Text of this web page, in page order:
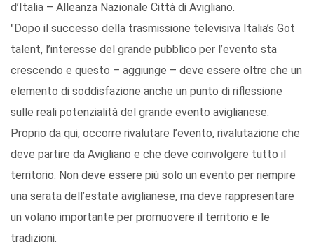
d’Italia – Alleanza Nazionale Città di Avigliano.
"Dopo il successo della trasmissione televisiva Italia’s Got
talent, l’interesse del grande pubblico per l’evento sta
crescendo e questo – aggiunge – deve essere oltre che un
elemento di soddisfazione anche un punto di riflessione
sulle reali potenzialità del grande evento aviglianese.
Proprio da qui, occorre rivalutare l’evento, rivalutazione che
deve partire da Avigliano e che deve coinvolgere tutto il
territorio. Non deve essere più solo un evento per riempire
una serata dell’estate aviglianese, ma deve rappresentare
un volano importante per promuovere il territorio e le
tradizioni.